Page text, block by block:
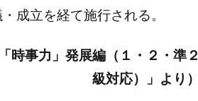
成立を経て施行される。
時事力」発展編（１・２・準２
級対応）」より）